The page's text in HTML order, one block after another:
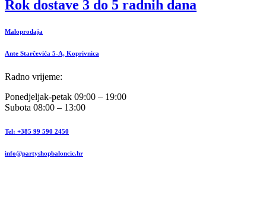
Rok dostave 3 do 5 radnih dana
Maloprodaja
Ante Starčevića 5-A, Koprivnica
Radno vrijeme:
Ponedjeljak-petak 09:00 – 19:00
Subota 08:00 – 13:00
Tel: +385 99 590 2450
info@partyshopbaloncic.hr